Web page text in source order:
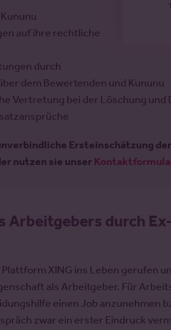
auf ihre rechtliche
durch
dem Bewertenden und Kununu
Vertretung bei der Löschung
Ersteinschätzung
nutzen sie unser
Arbeitgebers durch
XING ins Leben gerufen
als Arbeitgeber. Für
einen Job anzunehmen
zwar ein erster Eindruck